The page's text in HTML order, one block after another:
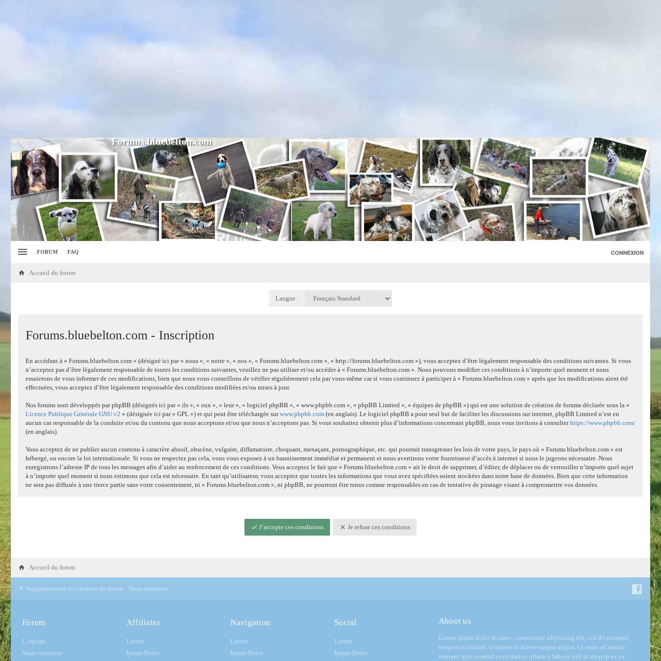
Forums.bluebelton.com
FORUM FAQ CONNEXION
Accueil du forum
Langue :
Forums.bluebelton.com - Inscription
En accédant à « Forums.bluebelton.com » (désigné ici par « nous », « notre », « nos », « Forums.bluebelton.com », « http://forums.bluebelton.com »), vous acceptez d’être légalement responsable des conditions suivantes. Si vous
n’acceptez pas d’être légalement responsable de toutes les conditions suivantes, veuillez ne pas utiliser et/ou accéder à « Forums.bluebelton.com ». Nous pouvons modifier ces conditions à n’importe quel moment et nous
essaierons de vous informer de ces modifications, bien que nous vous conseillons de vérifier régulièrement cela par vous-même car si vous continuez à participer à « Forums.bluebelton.com » après que les modifications aient été
effectuées, vous acceptez d’être légalement responsable des conditions modifiées et/ou mises à jour.
Nos forums sont développés par phpBB (désignés ici par « ils », « eux », « leur », « logiciel phpBB », « www.phpbb.com », « phpBB Limited », « équipes de phpBB ») qui est une solution de création de forums déclarée sous la «
Licence Publique Générale GNU v2 » (désignée ici par « GPL ») et qui peut être téléchargée surwww.phpbb.com (en anglais). Le logiciel phpBB a pour seul but de faciliter les discussions sur internet, phpBB Limited n’est en
aucun cas responsable de la conduite et/ou du contenu que nous acceptons et/ou que nous n’acceptons pas. Si vous souhaitez obtenir plus d’informations concernant phpBB, nous vous invitons à consulterhttps://www.phpbb.com/
(en anglais).
Vous acceptez de ne publier aucun contenu à caractère abusif, obscène, vulgaire, diffamatoire, choquant, menaçant, pornographique, etc. qui pourrait transgresser les lois de votre pays, le pays où « Forums.bluebelton.com » est
hébergé, ou encore la loi internationale. Si vous ne respectez pas cela, vous vous exposez à un bannissement immédiat et permanent et nous avertirons votre fournisseur d’accès à internet si nous le jugeons nécessaire. Nous
enregistrons l’adresse IP de tous les messages afin d’aider au renforcement de ces conditions. Vous acceptez le fait que « Forums.bluebelton.com » ait le droit de supprimer, d’éditer, de déplacer ou de verrouiller n’importe quel sujet
à n’importe quel moment si nous estimons que cela est nécessaire. En tant qu’utilisateur, vous acceptez que toutes les informations que vous avez spécifiées soient stockées dans notre base de données. Bien que cette information
ne sera pas diffusée à une tierce partie sans votre consentement, ni « Forums.bluebelton.com », ni phpBB, ne pourront être tenus comme responsables en cas de tentative de piratage visant à compromettre vos données.
J’accepte ces conditions Je refuse ces conditions
Accueil du forum
Supprimer tous les cookies du forum Nous contacter
Forum
L’équipe
Nous contacter
Affiliates
Lorem
Ipsum Dolor
Navigation
Lorem
Ipsum Dolor
Social
Lorem
Ipsum Dolor
About us
Lorem ipsum dolor sit amet, consectetur adipiscing elit, sed do eiusmod
tempor incididunt ut labore et dolore magna aliqua. Ut enim ad minim
veniam, quis nostrud exercitation ullamco laboris nisi ut aliquip ex ea